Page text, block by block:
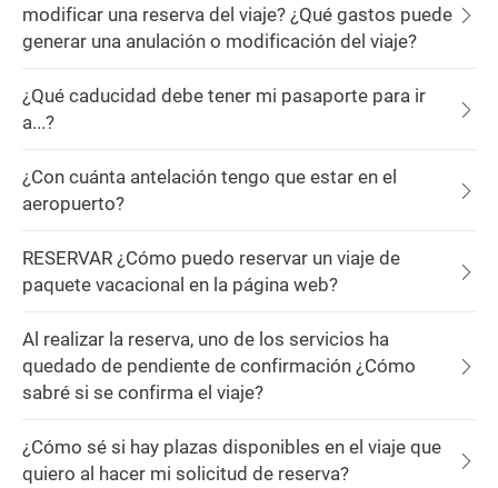
modificar una reserva del viaje? ¿Qué gastos puede
generar una anulación o modificación del viaje?
¿Qué caducidad debe tener mi pasaporte para ir
a...?
¿Con cuánta antelación tengo que estar en el
aeropuerto?
RESERVAR ¿Cómo puedo reservar un viaje de
paquete vacacional en la página web?
Al realizar la reserva, uno de los servicios ha
quedado de pendiente de confirmación ¿Cómo
sabré si se confirma el viaje?
¿Cómo sé si hay plazas disponibles en el viaje que
quiero al hacer mi solicitud de reserva?